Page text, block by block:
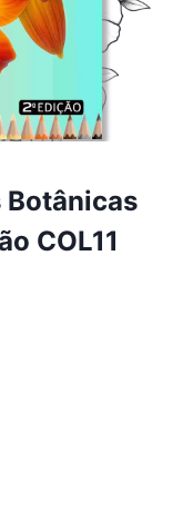
Botânicas
COL11